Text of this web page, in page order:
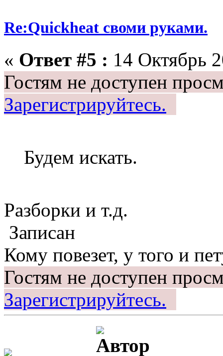
Re:Quickheat своми руками.
« Ответ #5 : 14 Октябрь
Гостям не доступен
Зарегистрируйтесь.
Будем искать.
Разборки и т.д.
Записан
Кому повезет, у того и
Гостям не доступен
Зарегистрируйтесь.